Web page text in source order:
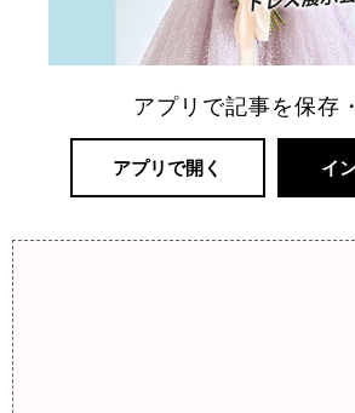
アプリで記事を保存
アプリで開く イ